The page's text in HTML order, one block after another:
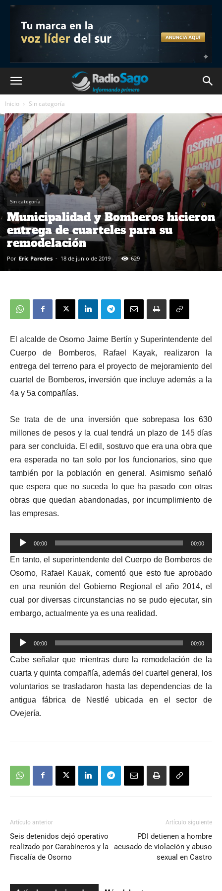
Inicio Sin categoría
Sin categoría
Municipalidad y Bomberos hicieron
entrega de cuarteles para su
remodelación
Por Eric Paredes - 18 de junio de 2019 629
El alcalde de Osorno Jaime Bertín y Superintendente del
Cuerpo de Bomberos, Rafael Kayak, realizaron la
entrega del terreno para el proyecto de mejoramiento del
cuartel de Bomberos, inversión que incluye además a la
4a y 5a compañías.
Se trata de de una inversión que sobrepasa los 630
millones de pesos y la cual tendrá un plazo de 145 días
para ser concluida. El edil, sostuvo que era una obra que
era esperada no tan solo por los funcionarios, sino que
también por la población en general. Asimismo señaló
que espera que no suceda lo que ha pasado con otras
obras que quedan abandonadas, por incumplimiento de
las empresas.
Reproductor
de
audio
00:00 00:00
En tanto, el superintendente del Cuerpo de Bomberos de
Osorno, Rafael Kauak, comentó que esto fue aprobado
en una reunión del Gobierno Regional el año 2014, el
cual por diversas circunstancias no se pudo ejecutar, sin
embargo, actualmente ya es una realidad.
Reproductor
de
audio
00:00 00:00
Cabe señalar que mientras dure la remodelación de la
cuarta y quinta compañía, además del cuartel general, los
voluntarios se trasladaron hasta las dependencias de la
antigua fábrica de Nestlé ubicada en el sector de
Ovejería.
Artículo anterior
Seis detenidos dejó operativo
realizado por Carabineros y la
Fiscalía de Osorno
Artículo siguiente
PDI detienen a hombre
acusado de violación y abuso
sexual en Castro